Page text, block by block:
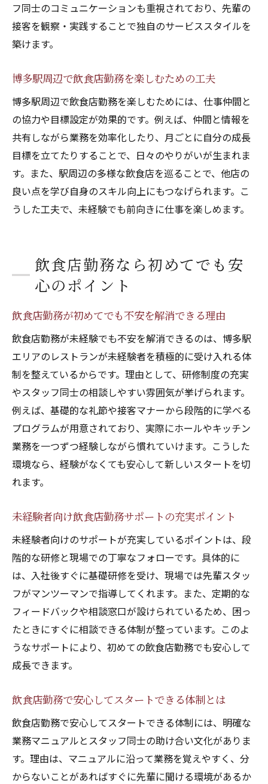
フ同士のコミュニケーションも重視されており、先輩の
接客を観察・実践することで独自のサービススタイルを
築けます。
博多駅周辺で飲食店勤務を楽しむための工夫
博多駅周辺で飲食店勤務を楽しむためには、仕事仲間と
の協力や目標設定が効果的です。例えば、仲間と情報を
共有しながら業務を効率化したり、月ごとに自分の成長
目標を立てたりすることで、日々のやりがいが生まれま
す。また、駅周辺の多様な飲食店を巡ることで、他店の
良い点を学び自身のスキル向上にもつなげられます。こ
うした工夫で、未経験でも前向きに仕事を楽しめます。
飲食店勤務なら初めてでも安
心のポイント
飲食店勤務が初めてでも不安を解消できる理由
飲食店勤務が未経験でも不安を解消できるのは、博多駅
エリアのレストランが未経験者を積極的に受け入れる体
制を整えているからです。理由として、研修制度の充実
やスタッフ同士の相談しやすい雰囲気が挙げられます。
例えば、基礎的な礼節や接客マナーから段階的に学べる
プログラムが用意されており、実際にホールやキッチン
業務を一つずつ経験しながら慣れていけます。こうした
環境なら、経験がなくても安心して新しいスタートを切
れます。
未経験者向け飲食店勤務サポートの充実ポイント
未経験者向けのサポートが充実しているポイントは、段
階的な研修と現場での丁寧なフォローです。具体的に
は、入社後すぐに基礎研修を受け、現場では先輩スタッ
フがマンツーマンで指導してくれます。また、定期的な
フィードバックや相談窓口が設けられているため、困っ
たときにすぐに相談できる体制が整っています。このよ
うなサポートにより、初めての飲食店勤務でも安心して
成長できます。
飲食店勤務で安心してスタートできる体制とは
飲食店勤務で安心してスタートできる体制には、明確な
業務マニュアルとスタッフ同士の助け合い文化がありま
す。理由は、マニュアルに沿って業務を覚えやすく、分
からないことがあればすぐに先輩に聞ける環境があるか